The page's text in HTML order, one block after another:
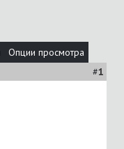
Опции просмотра
#1